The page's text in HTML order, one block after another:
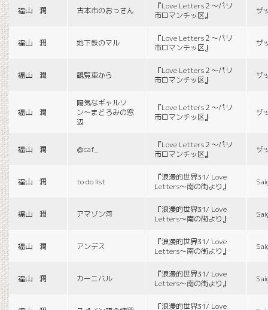
福山 潤 古本市のおっさん
『Love Letters２〜パリ
市ロマンチッ区』
ザ
福山 潤 地下鉄のマル
『Love Letters２〜パリ
市ロマンチッ区』
ザ
福山 潤 観覧車から
『Love Letters２〜パリ
市ロマンチッ区』
ザ
福山 潤
陽気なギャルソ
ン〜まどろみの窓
辺
『Love Letters２〜パリ
市ロマンチッ区』
ザ
福山 潤 ＠caf_
『Love Letters２〜パリ
市ロマンチッ区』
ザ
福山 潤 to do list
『浪漫的世界31/ Love
Letters〜南の街より』
福山 潤 アマゾン河
『浪漫的世界31/ Love
Letters〜南の街より』
福山 潤 アンデス
『浪漫的世界31/ Love
Letters〜南の街より』
福山 潤 カーニバル
『浪漫的世界31/ Love
Letters〜南の街より』
『浪漫的世界31/ Love